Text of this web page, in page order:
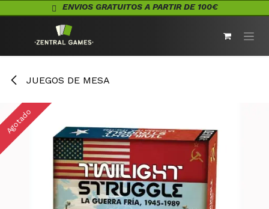
Ir al contenidoENVIOS GRATUITOS A PARTIR DE 100€
JUEGOS DE MESA
Agotado